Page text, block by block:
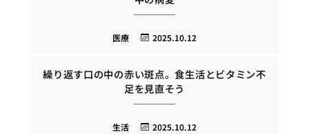
2025.10.12
医療
繰り返す口の中の赤い斑点。食生活とビタミン不
足を見直そう
2025.10.12
生活